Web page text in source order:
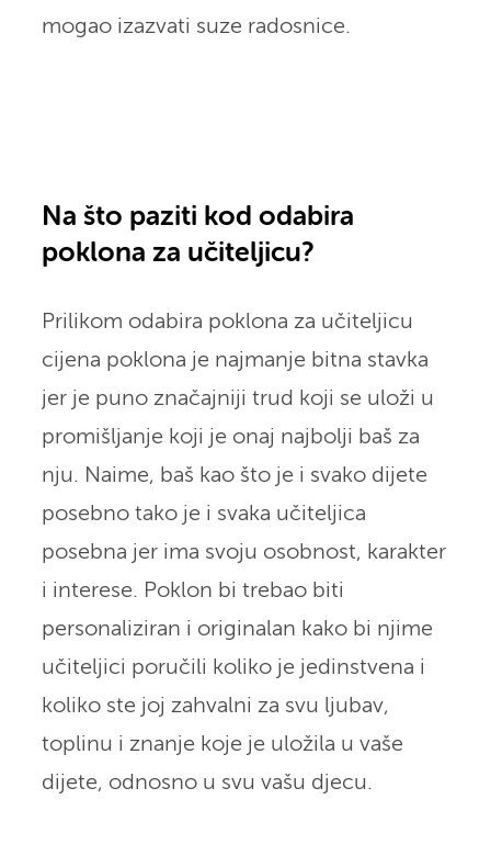
mogao izazvati suze radosnice.
Na što paziti kod odabira
poklona za učiteljicu?
Prilikom odabira poklona za učiteljicu
cijena poklona je najmanje bitna stavka
jer je puno značajniji trud koji se uloži u
promišljanje koji je onaj najbolji baš za
nju. Naime, baš kao što je i svako dijete
posebno tako je i svaka učiteljica
posebna jer ima svoju osobnost, karakter
i interese. Poklon bi trebao biti
personaliziran i originalan kako bi njime
učiteljici poručili koliko je jedinstvena i
koliko ste joj zahvalni za svu ljubav,
toplinu i znanje koje je uložila u vaše
dijete, odnosno u svu vašu djecu.